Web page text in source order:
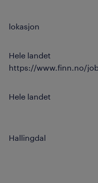
lokasjon
Hele landet
https://www.finn.no/
Hele landet
Hallingdal